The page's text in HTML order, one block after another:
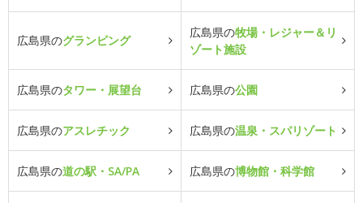
広島県のグランピング
広島県の牧場・レジャー＆リ
ゾート施設
広島県のタワー・展望台 広島県の公園
広島県のアスレチック 広島県の温泉・スパリゾート
広島県の道の駅・SA/PA 広島県の博物館・科学館